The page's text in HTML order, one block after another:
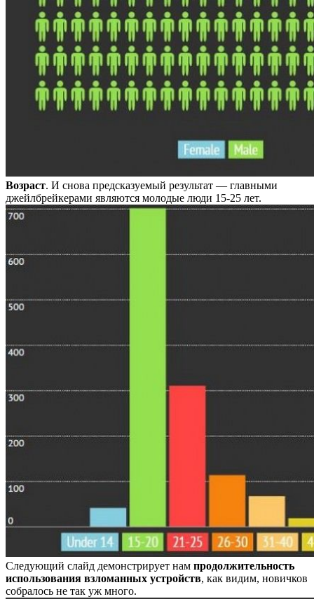
Возраст. И снова предсказуемый результат — главными
джейлбрейкерами являются молодые люди 15-25 лет.
Следующий слайд демонстрирует нам продолжительность
использования взломанных устройств, как видим, новичков
собралось не так уж много.